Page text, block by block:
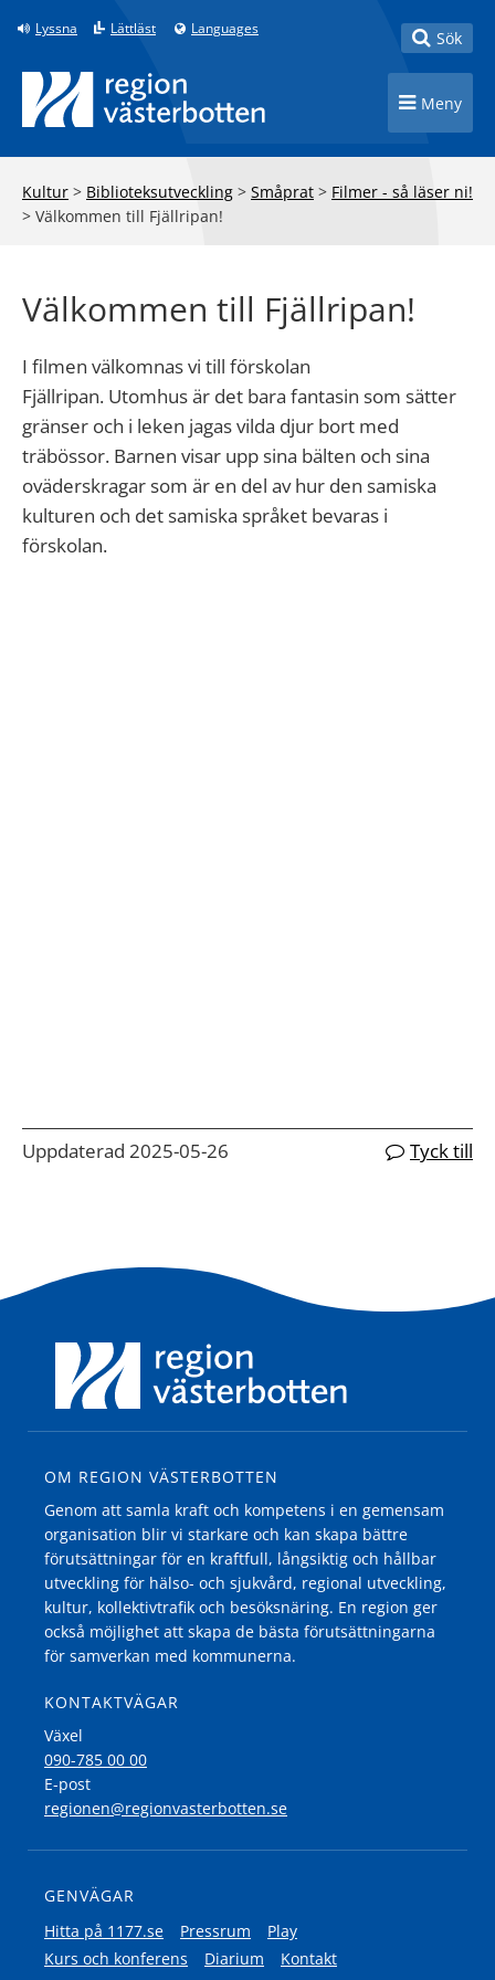
Till innehåll på sidan
Lyssna Lättläst Languages Toggle
Sök
Toggle
Meny
Kultur > Biblioteksutveckling > Småprat > Filmer - så läser ni!
> Välkommen till Fjällripan!
Välkommen till Fjällripan!
I filmen välkomnas vi till förskolan
Fjällripan. Utomhus är det bara fantasin som sätter
gränser och i leken jagas vilda djur bort med
träbössor. Barnen visar upp sina bälten och sina
oväderskragar som är en del av hur den samiska
kulturen och detsamiska språket bevaras i
förskolan.
Uppdaterad 2025-05-26 Tyck till
OM REGION VÄSTERBOTTEN
Genom att samla kraft och kompetens i en gemensam
organisation blir vi starkare och kan skapa bättre
förutsättningar för en kraftfull, långsiktig och hållbar
utveckling för hälso- och sjukvård, regional utveckling,
kultur, kollektivtrafik och besöksnäring. En region ger
också möjlighet att skapa de bästa förutsättningarna
för samverkan med kommunerna.
KONTAKTVÄGAR
Växel
090-785 00 00
E-post
regionen@regionvasterbotten.se
GENVÄGAR
Hitta på 1177.se
Pressrum
Play
Kurs och konferens
Diarium
Kontakt